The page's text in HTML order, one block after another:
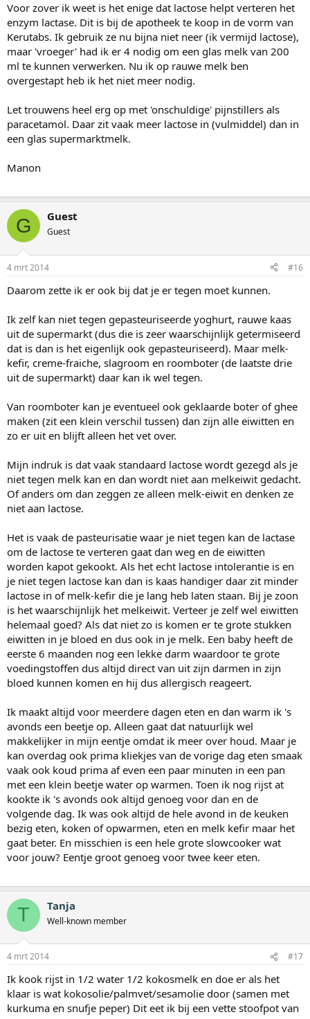
Voor zover ik weet is het enige dat lactose helpt verteren het
enzym lactase. Dit is bij de apotheek te koop in de vorm van
Kerutabs. Ik gebruik ze nu bijna niet neer (ik vermijd lactose),
maar 'vroeger' had ik er 4 nodig om een glas melk van 200
ml te kunnen verwerken. Nu ik op rauwe melk ben
overgestapt heb ik het niet meer nodig.
Let trouwens heel erg op met 'onschuldige' pijnstillers als
paracetamol. Daar zit vaak meer lactose in (vulmiddel) dan in
een glas supermarktmelk.
Manon
G Guest
Guest
4 mrt 2014 #16
Daarom zette ik er ook bij dat je er tegen moet kunnen.
Ik zelf kan niet tegen gepasteuriseerde yoghurt, rauwe kaas
uit de supermarkt (dus die is zeer waarschijnlijk getermiseerd
dat is dan is het eigenlijk ook gepasteuriseerd). Maar melk-
kefir, creme-fraiche, slagroom en roomboter (de laatste drie
uit de supermarkt) daar kan ik wel tegen.
Van roomboter kan je eventueel ook geklaarde boter of ghee
maken (zit een klein verschil tussen) dan zijn alle eiwitten en
zo er uit en blijft alleen het vet over.
Mijn indruk is dat vaak standaard lactose wordt gezegd als je
niet tegen melk kan en dan wordt niet aan melkeiwit gedacht.
Of anders om dan zeggen ze alleen melk-eiwit en denken ze
niet aan lactose.
Het is vaak de pasteurisatie waar je niet tegen kan de lactase
om de lactose te verteren gaat dan weg en de eiwitten
worden kapot gekookt. Als het echt lactose intolerantie is en
je niet tegen lactose kan dan is kaas handiger daar zit minder
lactose in of melk-kefir die je lang heb laten staan. Bij je zoon
is het waarschijnlijk het melkeiwit. Verteer je zelf wel eiwitten
helemaal goed? Als dat niet zo is komen er te grote stukken
eiwitten in je bloed en dus ook in je melk. Een baby heeft de
eerste 6 maanden nog een lekke darm waardoor te grote
voedingstoffen dus altijd direct van uit zijn darmen in zijn
bloed kunnen komen en hij dus allergisch reageert.
Ik maakt altijd voor meerdere dagen eten en dan warm ik 's
avonds een beetje op. Alleen gaat dat natuurlijk wel
makkelijker in mijn eentje omdat ik meer over houd. Maar je
kan overdag ook prima kliekjes van de vorige dag eten smaak
vaak ook koud prima af even een paar minuten in een pan
met een klein beetje water op warmen. Toen ik nog rijst at
kookte ik 's avonds ook altijd genoeg voor dan en de
volgende dag. Ik was ook altijd de hele avond in de keuken
bezig eten, koken of opwarmen, eten en melk kefir maar het
gaat beter. En misschien is een hele grote slowcooker wat
voor jouw? Eentje groot genoeg voor twee keer eten.
T Tanja
Well-known member
4 mrt 2014 #17
Ik kook rijst in 1/2 water 1/2 kokosmelk en doe er als het
klaar is wat kokosolie/palmvet/sesamolie door (samen met
kurkuma en snufje peper) Dit eet ik bij een vette stoofpot van